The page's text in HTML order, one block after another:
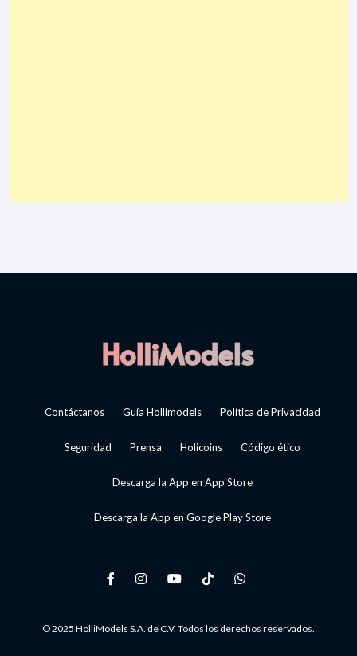
Contáctanos Guía Hollimodels Política de Privacidad
Seguridad Prensa Holicoins Código ético
Descarga la App en App Store
Descarga la App en Google Play Store
© 2025 HolliModels S.A. de C.V. Todos los derechos reservados.